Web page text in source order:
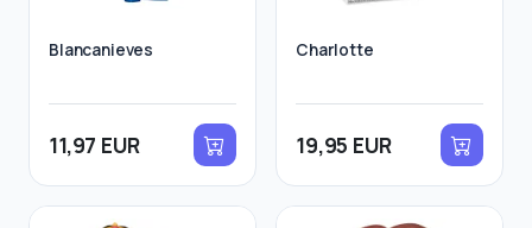
Blancanieves
11,97 EUR
Charlotte
19,95 EUR